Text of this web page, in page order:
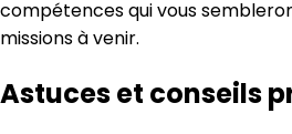
compétences qui vous
missions à venir.
Astuces et conseils